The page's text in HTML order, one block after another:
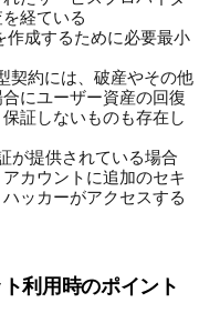
経ている
作成するために必要最小
契約には、破産やその他
にユーザー資産の回復
証しないものも存在し
が提供されている場合
カウントに追加のセキ
ッカーがアクセスする
利用時のポイント